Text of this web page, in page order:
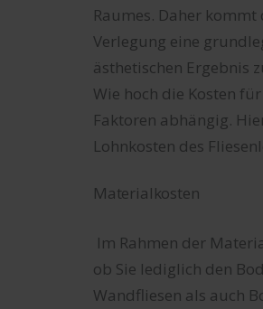
Raumes. Daher
Verlegung eine
ästhetischen Ergebnis
Wie hoch die Kosten
Faktoren abhängig.
Lohnkosten des
Materialkosten
Im Rahmen der
ob Sie lediglich den
Wandfliesen als auch